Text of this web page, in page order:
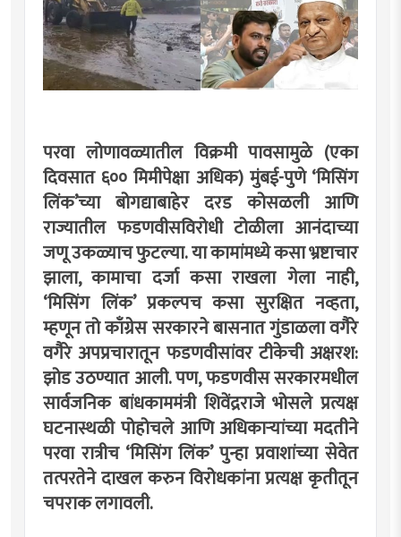
परवा लोणावळ्यातील विक्रमी पावसामुळे (एका
दिवसात ६०० मिमीपेक्षा अधिक) मुंबई-पुणे ‘मिसिंग
लिंक’च्या बोगद्याबाहेर दरड कोसळली आणि
राज्यातील फडणवीसविरोधी टोळीला आनंदाच्या
जणू उकळ्याच फुटल्या. या कामांमध्ये कसा भ्रष्टाचार
झाला, कामाचा दर्जा कसा राखला गेला नाही,
‘मिसिंग लिंक’ प्रकल्पच कसा सुरक्षित नव्हता,
म्हणून तो काँग्रेस सरकारने बासनात गुंडाळला वगैरे
वगैरे अपप्रचारातून फडणवीसांवर टीकेची अक्षरश:
झोड उठण्यात आली. पण, फडणवीस सरकारमधील
सार्वजनिक बांधकाममंत्री शिवेंद्रराजे भोसले प्रत्यक्ष
घटनास्थळी पोहोचले आणि अधिकार्‍यांच्या मदतीने
परवा रात्रीच ‘मिसिंग लिंक’ पुन्हा प्रवाशांच्या सेवेत
तत्परतेने दाखल करुन विरोधकांना प्रत्यक्ष कृतीतून
चपराक लगावली.